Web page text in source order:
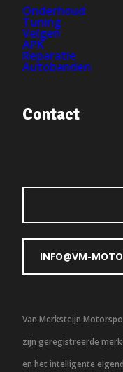
Onderhoud
Tuning
Velgen
APK
Reparatie
Autobanden
Contact
INFO@VM-
Van Merksteijn
zijn geregistreerde
en het intelligente